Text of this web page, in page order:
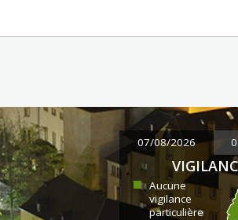
07/08/2026
Aucune
vigilance
particulière